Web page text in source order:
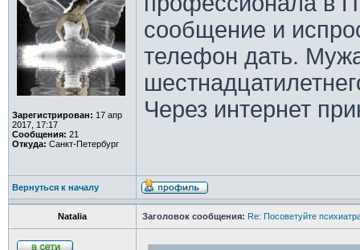
Зарегистрирован: 17 апр
2017, 17:17
Сообщения: 21
Откуда: Санкт-Петербург
сообщение и
телефон дать.
Через интернет
Вернуться к началу
Natalia Заголовок сообщения: Re: Посоветуйте